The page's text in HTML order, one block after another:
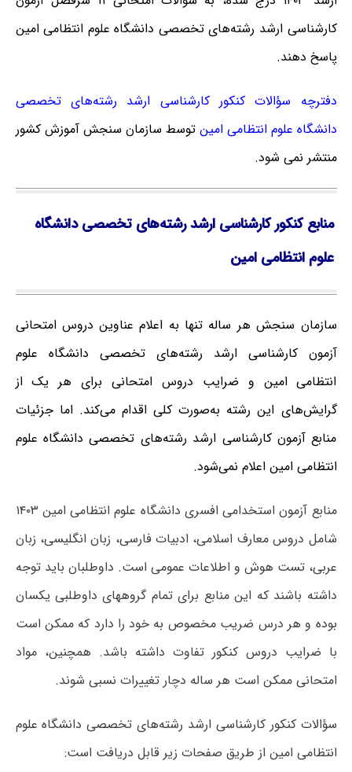
کارشناسی ارشد رشته‌های تخصصی دانشگاه علوم انتظامی امین
پاسخ دهند.
دفترچه سؤالات کنکور کارشناسی ارشد رشته‌های تخصصی
دانشگاه علوم انتظامی امین توسط سازمان سنجش آموزش کشور
منتشر نمی شود.
منابع کنکور کارشناسی ارشد رشته‌های تخصصی دانشگاه
علوم انتظامی امین
سازمان سنجش هر ساله تنها به اعلام عناوین دروس امتحانی
آزمون کارشناسی ارشد رشته‌های تخصصی دانشگاه علوم
انتظامی امین و ضرایب دروس امتحانی برای هر یک از
گرایش‌های این رشته به‌صورت کلی اقدام می‌کند. اما جزئیات
منابع آزمون کارشناسی ارشد رشته‌های تخصصی دانشگاه علوم
انتظامی امین اعلام نمی‌شود.
منابع آزمون استخدامی افسری دانشگاه علوم انتظامی امین ۱۴۰۳
شامل دروس معارف اسلامی، ادبیات فارسی، زبان انگلیسی، زبان
عربی، تست هوش و اطلاعات عمومی است. داوطلبان باید توجه
داشته باشند که این منابع برای تمام گروههای داوطلبی یکسان
بوده و هر درس ضریب مخصوص به خود را دارد که ممکن است
با ضرایب دروس کنکور تفاوت داشته باشد. همچنین، مواد
امتحانی ممکن است هر ساله دچار تغییرات نسبی شوند.
سؤالات کنکور کارشناسی ارشد رشته‌های تخصصی دانشگاه علوم
انتظامی امین از طریق صفحات زیر قابل دریافت است: